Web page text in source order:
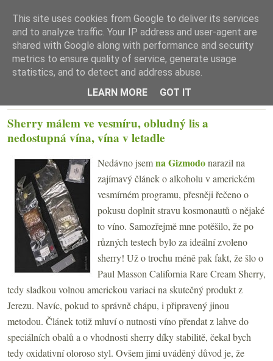
☰ Menu
Sherry málem ve vesmíru, obludný lis a
nedostupná vína, vína v letadle
Nedávno jsemna Gizmodonarazil na
zajímavý článek o alkoholu v americkém
vesmírném programu, přesněji řečeno o
pokusu doplnit stravu kosmonautů o nějaké
to víno. Samozřejmě mne potěšilo, že po
různých testech bylo za ideální zvoleno
sherry! Už o trochu méně pak fakt, že šlo o
Paul Masson California Rare Cream Sherry,
tedy sladkou volnou americkou variaci na skutečný produkt z
Jerezu. Navíc, pokud to správně chápu, i připravený jinou
metodou. Článek totiž mluví o nutnosti víno přendat z lahve do
speciálních obalů a o vhodnosti sherry díky stabilitě, čekal bych
tedy oxidativní oloroso styl. Ovšem jimi uváděný důvod je, že
This site uses cookies from Google to deliver its services
and to analyze traffic. Your IP address and user-agent are
shared with Google along with performance and security
metrics to ensure quality of service, generate usage
statistics, and to detect and address abuse.
LEARN MORE
GOT IT